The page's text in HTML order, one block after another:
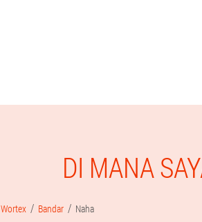
DI MANA
Wortex Bandar Naha